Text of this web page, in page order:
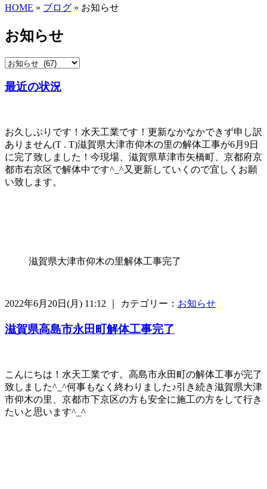
HOME » ブログ » お知らせ
お知らせ
最近の状況
お久しぶりです！水天工業です！更新なかなかできず申し訳
ありません(T . T)滋賀県大津市仰木の里の解体工事が6月9日
に完了致しました！今現場、滋賀県草津市矢橋町、京都府京
都市右京区で解体中です^_^又更新していくので宜しくお願
い致します。
滋賀県大津市仰木の里解体工事完了
2022年6月20日(月) 11:12 ｜ カテゴリー： お知らせ
滋賀県高島市永田町解体工事完了
こんにちは！水天工業です。高島市永田町の解体工事が完了
致しました^_^何事もなく終わりました♪引き続き滋賀県大津
市仰木の里、京都市下京区の方も安全に施工の方をして行き
たいと思います^_^